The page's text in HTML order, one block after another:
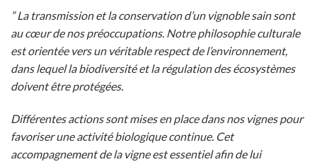
” La transmission et la conservation d’un vignoble sain sont
au cœur de nos préoccupations. Notre philosophie culturale
est orientée vers un véritable respect de l’environnement,
dans lequel la biodiversité et la régulation des écosystèmes
doivent être protégées.
Différentes actions sont mises en place dans nos vignes pour
favoriser une activité biologique continue. Cet
accompagnement de la vigne est essentiel afin de lui